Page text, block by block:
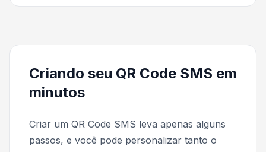
Criando seu QR Code SMS em
minutos
Criar um QR Code SMS leva apenas alguns
passos, e você pode personalizar tanto o